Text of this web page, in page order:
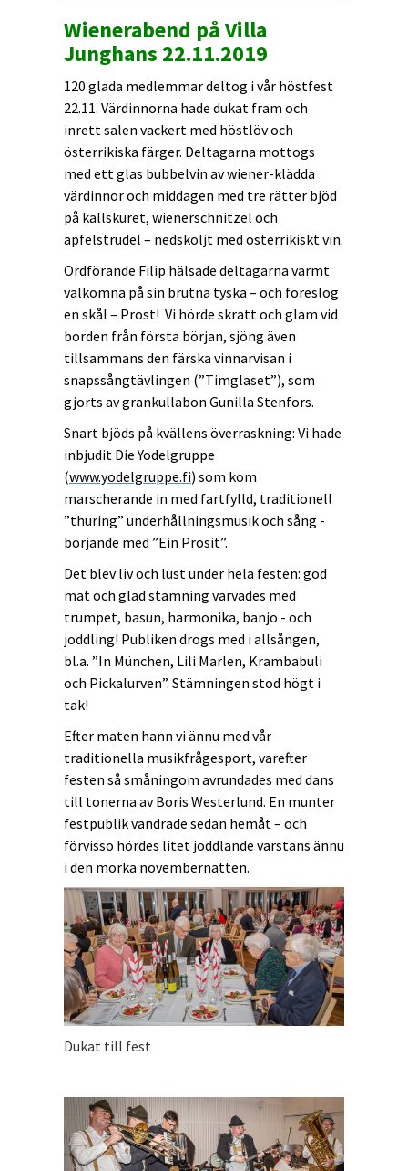
Wienerabend på Villa
Junghans 22.11.2019
120 glada medlemmar deltog i vår höstfest
22.11. Värdinnorna hade dukat fram och
inrett salen vackert med höstlöv och
österrikiska färger. Deltagarna mottogs
med ett glas bubbelvin av wiener-klädda
värdinnor och middagen med tre rätter bjöd
på kallskuret, wienerschnitzel och
apfelstrudel – nedsköljt med österrikiskt vin.
Ordförande Filip hälsade deltagarna varmt
välkomna på sin brutna tyska – och föreslog
en skål – Prost! Vi hörde skratt och glam vid
borden från första början, sjöng även
tillsammans den färska vinnarvisan i
snapssångtävlingen (”Timglaset”), som
gjorts av grankullabon Gunilla Stenfors.
Snart bjöds på kvällens överraskning: Vi hade
inbjudit Die Yodelgruppe
(www.yodelgruppe.fi) som kom
marscherande in med fartfylld, traditionell
”thuring” underhållningsmusik och sång -
börjande med ”Ein Prosit”.
Det blev liv och lust under hela festen: god
mat och glad stämning varvades med
trumpet, basun, harmonika, banjo - och
joddling! Publiken drogs med i allsången,
bl.a. ”In München, Lili Marlen, Krambabuli
och Pickalurven”. Stämningen stod högt i
tak!
Efter maten hann vi ännu med vår
traditionella musikfrågesport, varefter
festen så småningom avrundades med dans
till tonerna av Boris Westerlund. En munter
festpublik vandrade sedan hemåt – och
förvisso hördes litet joddlande varstans ännu
i den mörka novembernatten.
Dukat till fest